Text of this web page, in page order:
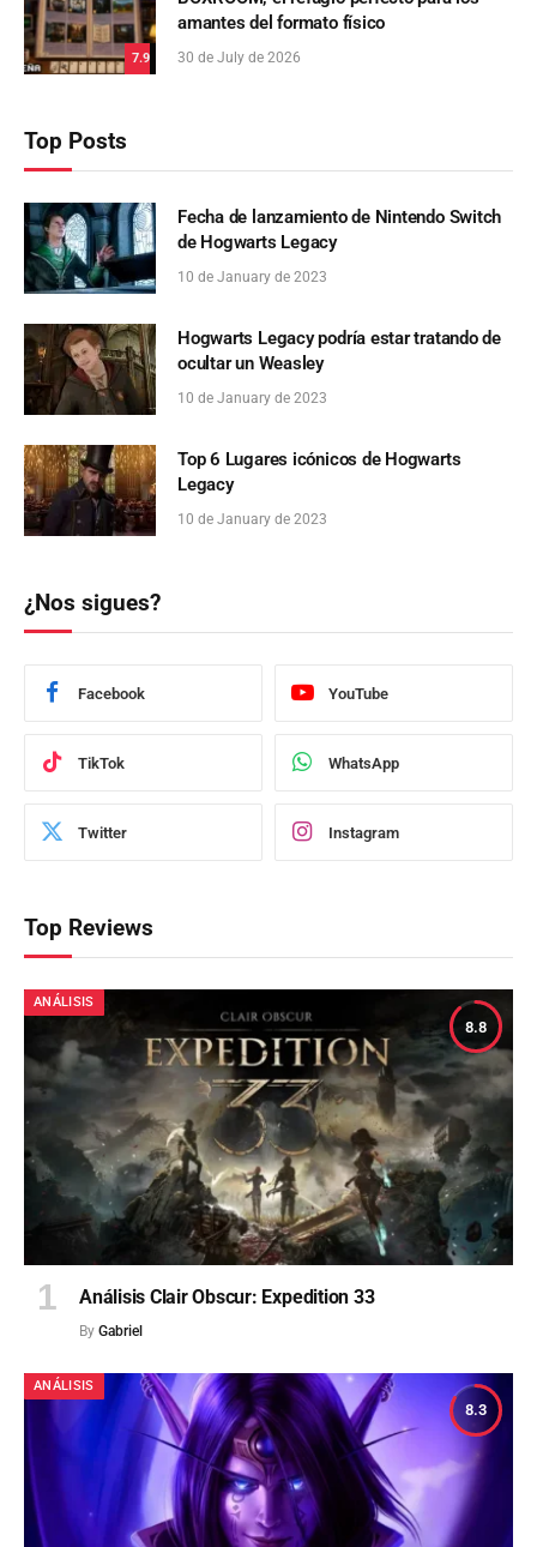
7.9
amantes del formato físico
30 de July de 2026
Top Posts
Fecha de lanzamiento de Nintendo Switch
de Hogwarts Legacy
10 de January de 2023
Hogwarts Legacy podría estar tratando de
ocultar un Weasley
10 de January de 2023
Top 6 Lugares icónicos de Hogwarts
Legacy
10 de January de 2023
¿Nos sigues?
Facebook YouTube
TikTok WhatsApp
Twitter Instagram
Top Reviews
8.8
ANÁLISIS
Análisis Clair Obscur: Expedition 33
By Gabriel
8.3
ANÁLISIS